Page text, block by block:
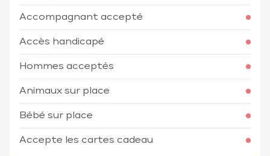
Accompagnant accepté
Accès handicapé
Hommes acceptés
Animaux sur place
Bébé sur place
Accepte les cartes cadeau